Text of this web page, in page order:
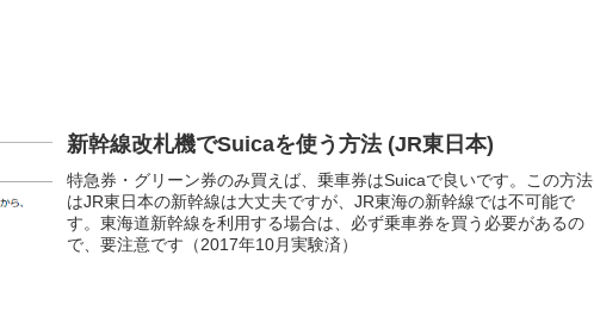
新幹線改札機でSuicaを使う方法 (JR東日本)
特急券・グリーン券のみ買えば、乗車券はSuicaで良いです。この方法
はJR東日本の新幹線は大丈夫ですが、JR東海の新幹線では不可能で
す。東海道新幹線を利用する場合は、必ず乗車券を買う必要があるの
で、要注意です（2017年10月実験済）